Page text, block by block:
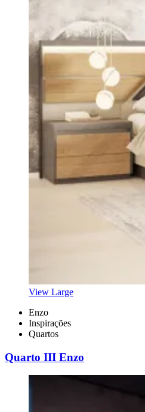
View Large
Enzo
Inspirações
Quartos
Quarto III Enzo